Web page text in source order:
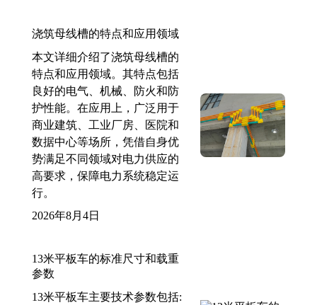
浇筑母线槽的特点和应用领域
本文详细介绍了浇筑母线槽的
特点和应用领域。其特点包括
良好的电气、机械、防火和防
护性能。在应用上，广泛用于
商业建筑、工业厂房、医院和
数据中心等场所，凭借自身优
势满足不同领域对电力供应的
高要求，保障电力系统稳定运
行。
2026年8月4日
13米平板车的标准尺寸和载重
参数
13米平板车主要技术参数包括: